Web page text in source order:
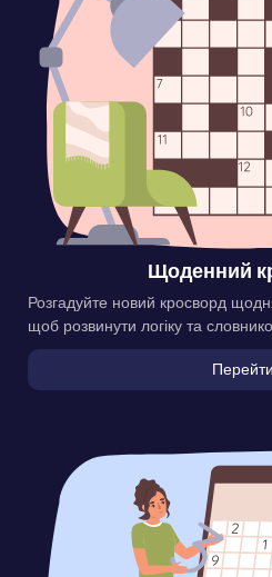
Щоденний
Розгадуйте новий кросворд
щоб розвинути логіку та
Перейти